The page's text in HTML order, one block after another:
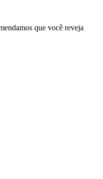
que você reveja